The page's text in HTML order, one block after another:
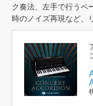
ク奏法、左手で行うベ
時のノイズ再現など、